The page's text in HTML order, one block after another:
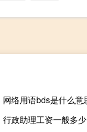
网络用语bds是什么
行政助理工资一般多少